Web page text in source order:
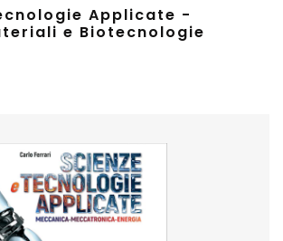
Applicate -
e Biotecnologie